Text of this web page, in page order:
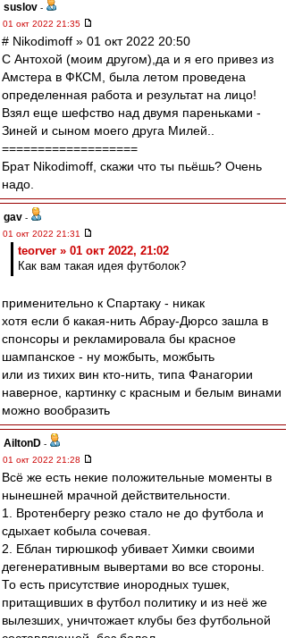
suslov -
01 окт 2022 21:35
# Nikodimoff » 01 окт 2022 20:50
С Антохой (моим другом),да и я его привез из
Амстера в ФКСМ, была летом проведена
определенная работа и результат на лицо!
Взял еще шефство над двумя пареньками -
Зиней и сыном моего друга Милей..
===================
Брат Nikodimoff, скажи что ты пьёшь? Очень
надо.
gav -
01 окт 2022 21:31
teorver » 01 окт 2022, 21:02
Как вам такая идея футболок?
применительно к Спартаку - никак
хотя если б какая-нить Абрау-Дюрсо зашла в
спонсоры и рекламировала бы красное
шампанское - ну можбыть, можбыть
или из тихих вин кто-нить, типа Фанагории
наверное, картинку с красным и белым винами
можно вообразить
AiltonD -
01 окт 2022 21:28
Всё же есть некие положительные моменты в
нынешней мрачной действительности.
1. Вротенбергу резко стало не до футбола и
сдыхает кобыла сочевая.
2. Еблан тирюшкоф убивает Химки своими
дегенеративным вывертами во все стороны.
То есть присутствие инородных тушек,
притащивших в футбол политику и из неё же
вылезших, уничтожает клубы без футбольной